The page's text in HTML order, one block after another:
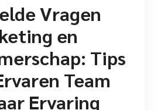
Vragen
en
Tips
Team
Ervaring